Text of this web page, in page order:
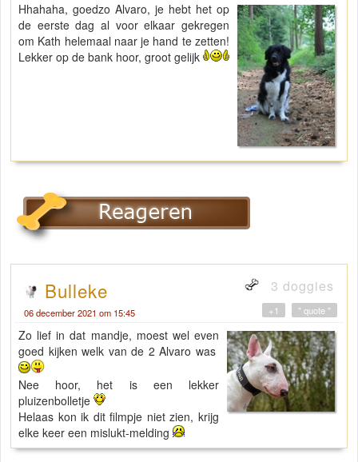
Hhahaha, goedzo Alvaro, je hebt het op
de eerste dag al voor elkaar gekregen
om Kath helemaal naar je hand te zetten!
Lekker op de bank hoor, groot gelijk
Bulleke 3 doggies
06 december 2021 om 15:45 " quote "
+1
Zo lief in dat mandje, moest wel even
goed kijken welk van de 2 Alvaro was
Nee hoor, het is een lekker
pluizenbolletje
Helaas kon ik dit filmpje niet zien, krijg
elke keer een mislukt-melding